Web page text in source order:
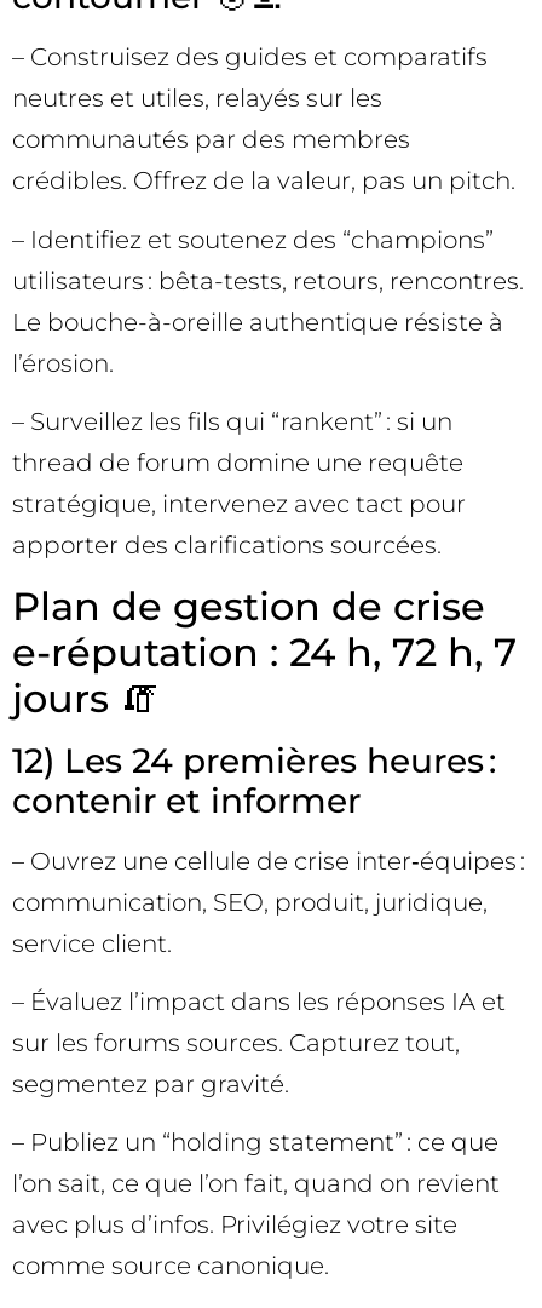
– Construisez des guides et comparatifs
neutres et utiles, relayés sur les
communautés par des membres
crédibles. Offrez de la valeur, pas un pitch.
– Identifiez et soutenez des “champions”
utilisateurs : bêta-tests, retours, rencontres.
Le bouche-à-oreille authentique résiste à
l’érosion.
– Surveillez les fils qui “rankent” : si un
thread de forum domine une requête
stratégique, intervenez avec tact pour
apporter des clarifications sourcées.
Plan de gestion de crise
e-réputation : 24 h, 72 h, 7
jours 🧯
12) Les 24 premières heures :
contenir et informer
– Ouvrez une cellule de crise inter‑équipes :
communication, SEO, produit, juridique,
service client.
– Évaluez l’impact dans les réponses IA et
sur les forums sources. Capturez tout,
segmentez par gravité.
– Publiez un “holding statement” : ce que
l’on sait, ce que l’on fait, quand on revient
avec plus d’infos. Privilégiez votre site
comme source canonique.